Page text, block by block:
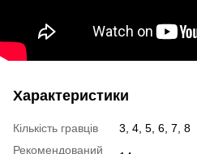
Характеристики
Кількість гравців
3, 4, 5, 6, 7, 8
Рекомендований